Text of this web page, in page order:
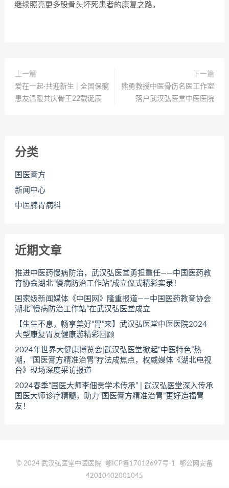
继续照亮更多股骨头坏死患者的康复之路。
上一篇
爱在一起·共迎新生 | 全国保髋
患友温暖共庆骨王22载诞辰
下一篇
熊勇教授中医骨伤名医工作室
落户武汉弘医堂中医医院
分类
国医膏方
新闻中心
中医脾胃病科
近期文章
推进中医药慢病防治，武汉弘医堂勇担重任——中国医药教
育协会湖北“慢病防治工作站”成立仪式精彩实录！
国家级新闻媒体《中国网》隆重报道——中国医药教育协会
湖北“慢病防治工作站”在武汉弘医堂成立
【生生不息，畅享美好“胃”来】武汉弘医堂中医医院2024
大型康复胃友健康游精彩回顾
2024年世界大健康博览会|武汉弘医堂掀起“中医特色”热
潮，“国医膏方精准治胃”疗法成焦点，权威媒体《湖北电视
台》现场深度采访报道
2024春季“国医大师李佃贵学术传承” | 武汉弘医堂深入传承
国医大师诊疗精髓，助力“国医膏方精准治胃”更好造福胃
友！
© 2024 武汉弘医堂中医医院 鄂ICP备17012697号-1
鄂公网安备
42010402001045